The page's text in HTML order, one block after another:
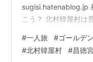
sugisi.hatenablog.jp
こう？ 北村韓屋村は
かもしれません この
昌徳宮はソウル五大
#一人旅 #ゴールデ
#北村韓屋村 #昌徳